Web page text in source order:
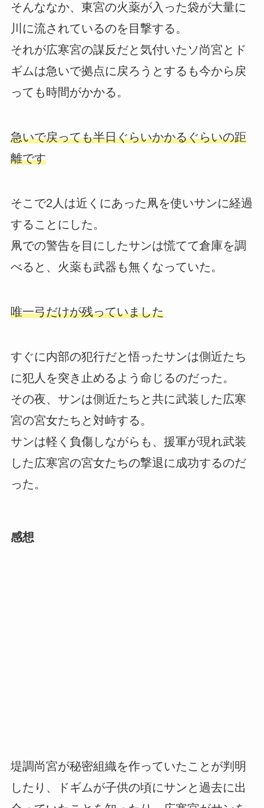
そんななか、東宮の火薬が入った袋が大量に
川に流されているのを目撃する。
それが広寒宮の謀反だと気付いたソ尚宮とド
ギムは急いで拠点に戻ろうとするも今から戻
っても時間がかかる。
急いで戻っても半日ぐらいかかるぐらいの距
離です
そこで2人は近くにあった凧を使いサンに経過
することにした。
凧での警告を目にしたサンは慌てて倉庫を調
べると、火薬も武器も無くなっていた。
唯一弓だけが残っていました
すぐに内部の犯行だと悟ったサンは側近たち
に犯人を突き止めるよう命じるのだった。
その夜、サンは側近たちと共に武装した広寒
宮の宮女たちと対峙する。
サンは軽く負傷しながらも、援軍が現れ武装
した広寒宮の宮女たちの撃退に成功するのだ
った。
感想
堤調尚宮が秘密組織を作っていたことが判明
したり、ドギムが子供の頃にサンと過去に出